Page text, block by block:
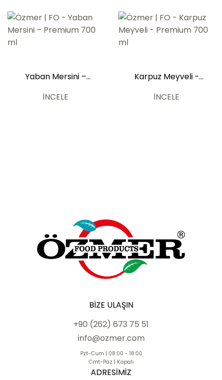
Yaban Mersini –
İNCELE
Karpuz Meyveli -
İNCELE
BIZE ULAŞIN
+90 (262) 673 75 51
info@ozmer.com
Pzt-Cum | 08:00 - 18:00
Cmt-Paz | Kapalı
ADRESIMIZ